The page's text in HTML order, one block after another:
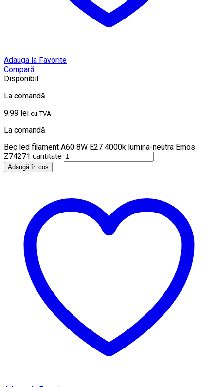
Adauga la Favorite
Compară
Disponibil:
La comandă
9.99 lei cu TVA
La comandă
Bec led filament A60 8W E27 4000k lumina-neutra Emos
Z74271 cantitate
Adaugă în coș